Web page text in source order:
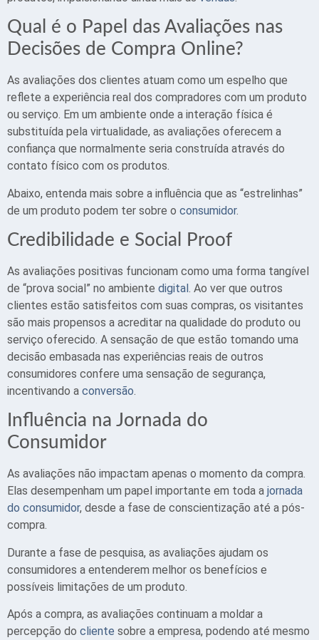
Qual é o Papel das Avaliações nas
Decisões de Compra Online?
As avaliações dos clientes atuam como um espelho que
reflete a experiência real dos compradores com um produto
ou serviço. Em um ambiente onde a interação física é
substituída pela virtualidade, as avaliações oferecem a
confiança que normalmente seria construída através do
contato físico com os produtos.
Abaixo, entenda mais sobre a influência que as “estrelinhas”
de um produto podem ter sobre o consumidor.
Credibilidade e Social Proof
As avaliações positivas funcionam como uma forma tangível
de “prova social” no ambiente digital. Ao ver que outros
clientes estão satisfeitos com suas compras, os visitantes
são mais propensos a acreditar na qualidade do produto ou
serviço oferecido. A sensação de que estão tomando uma
decisão embasada nas experiências reais de outros
consumidores confere uma sensação de segurança,
incentivando a conversão.
Influência na Jornada do
Consumidor
As avaliações não impactam apenas o momento da compra.
Elas desempenham um papel importante em toda a jornada
do consumidor, desde a fase de conscientização até a pós-
compra.
Durante a fase de pesquisa, as avaliações ajudam os
consumidores a entenderem melhor os benefícios e
possíveis limitações de um produto.
Após a compra, as avaliações continuam a moldar a
percepção do cliente sobre a empresa, podendo até mesmo